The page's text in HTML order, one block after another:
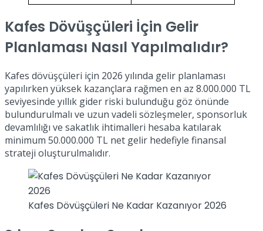
Kafes Dövüşçüleri İçin Gelir
Planlaması Nasıl Yapılmalıdır?
Kafes dövüşçüleri için 2026 yılında gelir planlaması
yapılırken yüksek kazançlara rağmen en az 8.000.000 TL
seviyesinde yıllık gider riski bulunduğu göz önünde
bulundurulmalı ve uzun vadeli sözleşmeler, sponsorluk
devamlılığı ve sakatlık ihtimalleri hesaba katılarak
minimum 50.000.000 TL net gelir hedefiyle finansal
strateji oluşturulmalıdır.
Kafes Dövüşçüleri Ne Kadar Kazanıyor 2026